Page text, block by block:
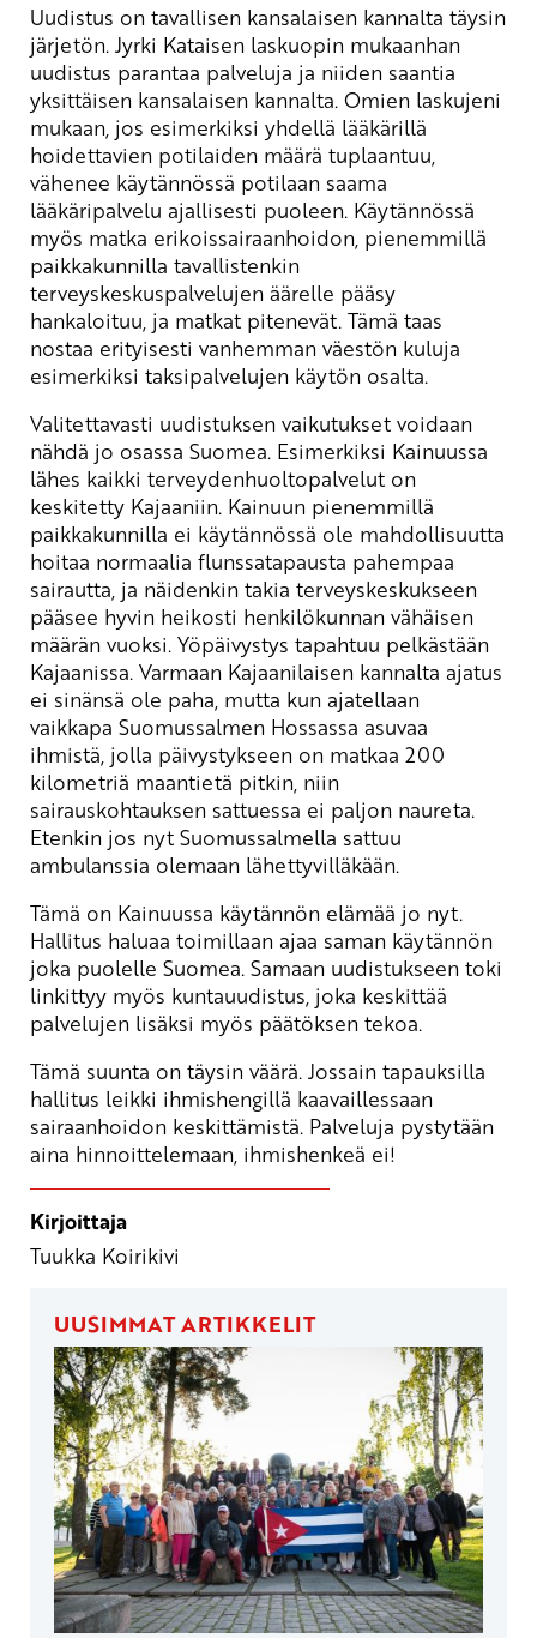
Uudistus on tavallisen kansalaisen kannalta täysin
järjetön. Jyrki Kataisen laskuopin mukaanhan
uudistus parantaa palveluja ja niiden saantia
yksittäisen kansalaisen kannalta. Omien laskujeni
mukaan, jos esimerkiksi yhdellä lääkärillä
hoidettavien potilaiden määrä tuplaantuu,
vähenee käytännössä potilaan saama
lääkäripalvelu ajallisesti puoleen. Käytännössä
myös matka erikoissairaanhoidon, pienemmillä
paikkakunnilla tavallistenkin
terveyskeskuspalvelujen äärelle pääsy
hankaloituu, ja matkat pitenevät. Tämä taas
nostaa erityisesti vanhemman väestön kuluja
esimerkiksi taksipalvelujen käytön osalta.
Valitettavasti uudistuksen vaikutukset voidaan
nähdä jo osassa Suomea. Esimerkiksi Kainuussa
lähes kaikki terveydenhuoltopalvelut on
keskitetty Kajaaniin. Kainuun pienemmillä
paikkakunnilla ei käytännössä ole mahdollisuutta
hoitaa normaalia flunssatapausta pahempaa
sairautta, ja näidenkin takia terveyskeskukseen
pääsee hyvin heikosti henkilökunnan vähäisen
määrän vuoksi. Yöpäivystys tapahtuu pelkästään
Kajaanissa. Varmaan Kajaanilaisen kannalta ajatus
ei sinänsä ole paha, mutta kun ajatellaan
vaikkapa Suomussalmen Hossassa asuvaa
ihmistä, jolla päivystykseen on matkaa 200
kilometriä maantietä pitkin, niin
sairauskohtauksen sattuessa ei paljon naureta.
Etenkin jos nyt Suomussalmella sattuu
ambulanssia olemaan lähettyvilläkään.
Tämä on Kainuussa käytännön elämää jo nyt.
Hallitus haluaa toimillaan ajaa saman käytännön
joka puolelle Suomea. Samaan uudistukseen toki
linkittyy myös kuntauudistus, joka keskittää
palvelujen lisäksi myös päätöksen tekoa.
Tämä suunta on täysin väärä. Jossain tapauksilla
hallitus leikki ihmishengillä kaavaillessaan
sairaanhoidon keskittämistä. Palveluja pystytään
aina hinnoittelemaan, ihmishenkeä ei!
Kirjoittaja
Tuukka Koirikivi
UUSIMMAT ARTIKKELIT